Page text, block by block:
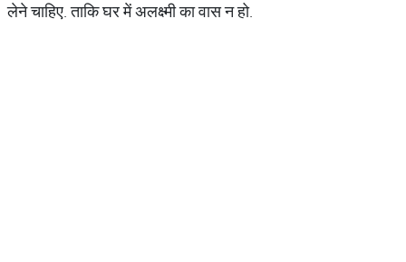
लेने चाहिए. ताकि घर में अलक्ष्मी का वास न हो.